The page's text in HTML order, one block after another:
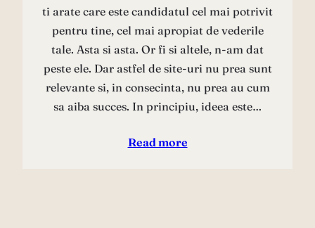
ti arate care este candidatul cel mai potrivit
pentru tine, cel mai apropiat de vederile
tale. Asta si asta. Or fi si altele, n-am dat
peste ele. Dar astfel de site-uri nu prea sunt
relevante si, in consecinta, nu prea au cum
sa aiba succes. In principiu, ideea este…
Read more